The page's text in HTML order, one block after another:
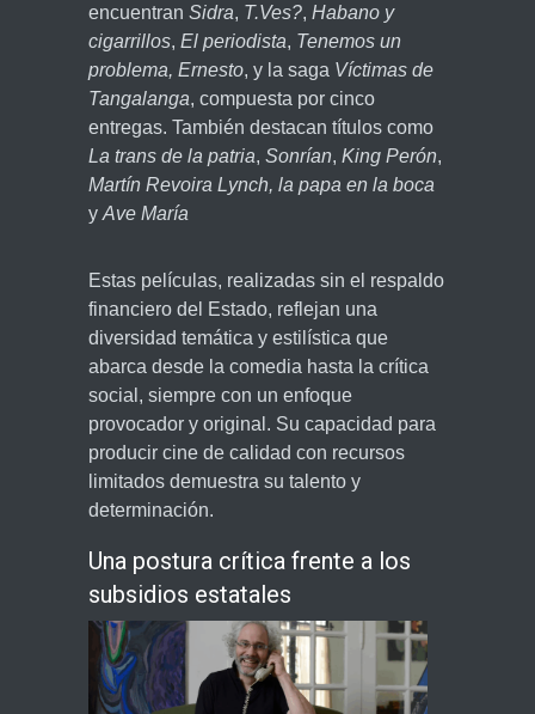
encuentran Sidra, T.Ves?, Habano y
cigarrillos, El periodista, Tenemos un
problema, Ernesto, y la saga Víctimas de
Tangalanga, compuesta por cinco
entregas. También destacan títulos como
La trans de la patria, Sonrían, King Perón,
Martín Revoira Lynch, la papa en la boca
y Ave María
Estas películas, realizadas sin el respaldo
financiero del Estado, reflejan una
diversidad temática y estilística que
abarca desde la comedia hasta la crítica
social, siempre con un enfoque
provocador y original. Su capacidad para
producir cine de calidad con recursos
limitados demuestra su talento y
determinación.
Una postura crítica frente a los
subsidios estatales